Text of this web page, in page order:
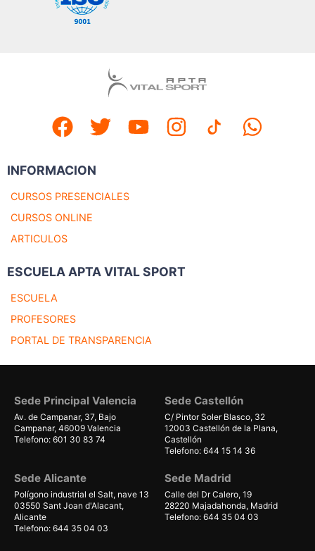
INFORMACION
CURSOS PRESENCIALES
CURSOS ONLINE
ARTICULOS
ESCUELA APTA VITAL SPORT
ESCUELA
PROFESORES
PORTAL DE TRANSPARENCIA
Sede Principal Valencia
Av. de Campanar, 37, Bajo
Campanar, 46009 Valencia
Telefono: 601 30 83 74
Sede Castellón
C/ Pintor Soler Blasco, 32
12003 Castellón de la Plana,
Castellón
Telefono: 644 15 14 36
Sede Alicante
Polígono industrial el Salt, nave 13
03550 Sant Joan d'Alacant,
Alicante
Telefono: 644 35 04 03
Sede Madrid
Calle del Dr Calero, 19
28220 Majadahonda, Madrid
Telefono: 644 35 04 03